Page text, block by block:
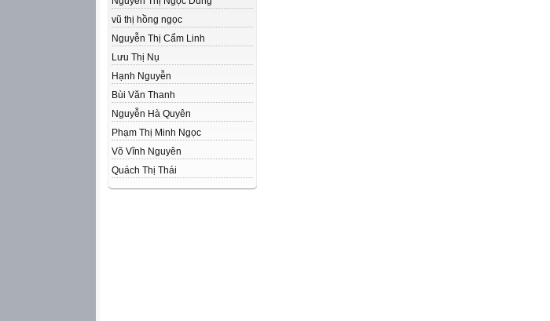
vũ thị hồng ngọc
Nguyễn Thị Cẩm Linh
Lưu Thị Nụ
Hạnh Nguyễn
Bùi Văn Thanh
Nguyễn Hà Quyên
Phạm Thị Minh Ngọc
Võ Vĩnh Nguyên
Quách Thị Thái